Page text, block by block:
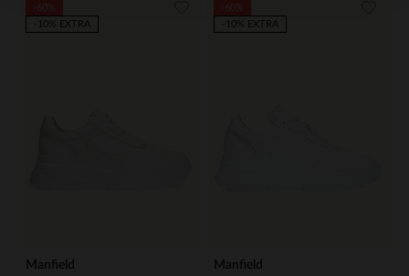
Manfield
-10% EXTRA
Manfield
-10% EXTRA